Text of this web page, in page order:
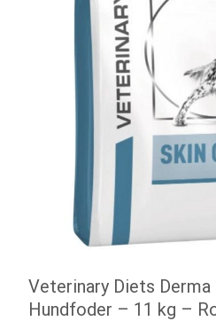
Veterinary Diets Derma
Hundfoder – 11 kg –